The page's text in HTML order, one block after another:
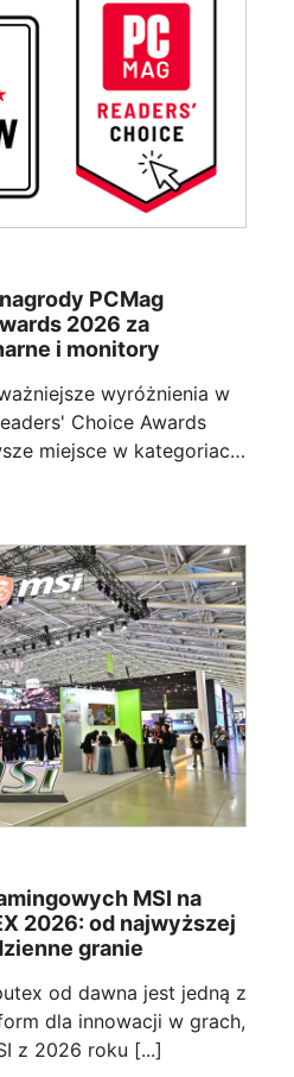
PCMag
2026 za
i monitory
wyróżnienia w
Choice Awards
miejsce w kategoriach:
MSI na
2026: od najwyższej
granie
od dawna jest jedną z
dla innowacji w grach,
z 2026 roku [...]